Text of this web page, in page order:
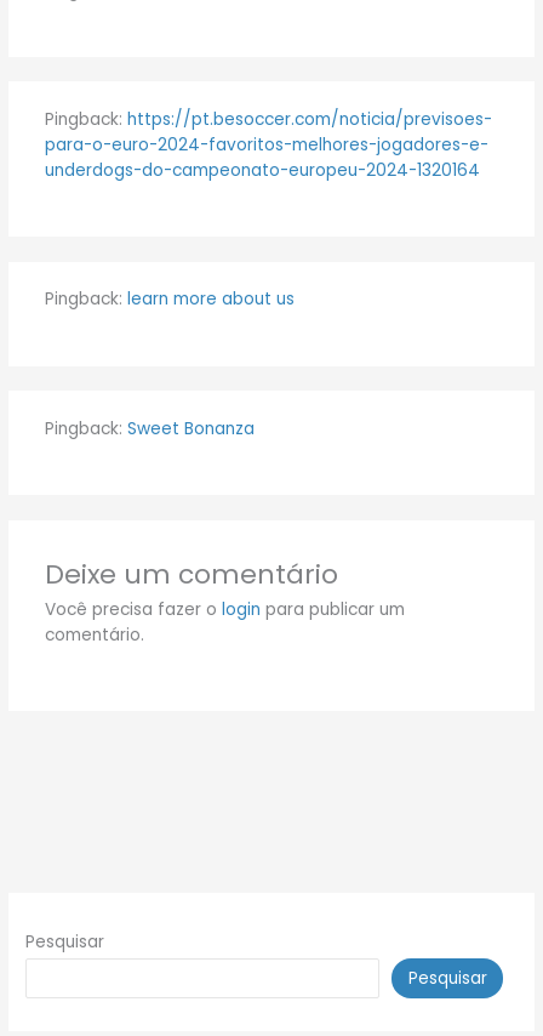
Pingback: https://pt.besoccer.com/noticia/previsoes-
para-o-euro-2024-favoritos-melhores-jogadores-e-
underdogs-do-campeonato-europeu-2024-1320164
Pingback: learn more about us
Pingback: Sweet Bonanza
Deixe um comentário
Você precisa fazer o login para publicar um
comentário.
Pesquisar
Pesquisar